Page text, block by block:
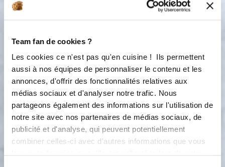
Team fan de cookies ?
Les cookies ce n'est pas qu'en cuisine ! Ils permettent
aussi à nos équipes de personnaliser le contenu et les
annonces, d'offrir des fonctionnalités relatives aux
médias sociaux et d'analyser notre trafic. Nous
partageons également des informations sur l'utilisation de
notre site avec nos partenaires de médias sociaux, de
publicité et d'analyse, qui peuvent potentiellement
combiner celles-ci avec d'autres informations que vous
110 °C
3
jusqu'à 1 kg200 de poulet , tt depend
de la quantite de champignons= 12
min 110º ! Astuce : se rechauffe tres
bien, varier les epices... L 'ananas en
morceaux est excellent, augmenter la
farine car cela rend du jus. Vs pouvez
mettre du poivron rouge, agrementer
cette copieuse recette selon votre
créativité. Servir avec du riz basmati